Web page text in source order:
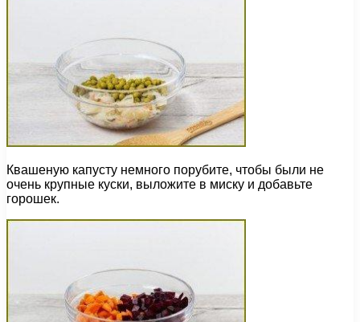
Квашеную капусту немного порубите, чтобы были не
очень крупные куски, выложите в миску и добавьте
горошек.